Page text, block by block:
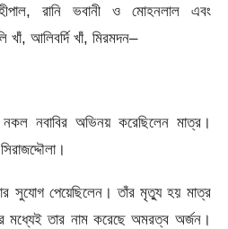
রানি ভবানী ও মোহনলাল এবং
খাঁ, আলিবর্দি খাঁ, মিরমদন–
নকল নবাবির অভিনয় করেছিলেন মাত্র।
সুযোগ পেয়েছিলেন। তাঁর মৃত্যু হয় মাত্র
তার নাম করেছে অমরত্ব অর্জন।